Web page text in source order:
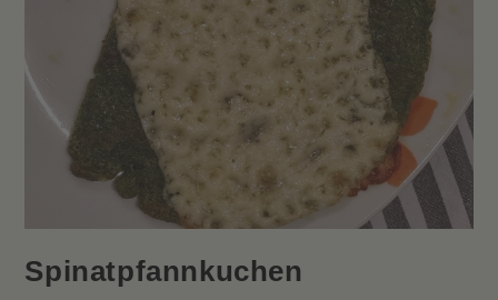
Spinatpfannkuchen